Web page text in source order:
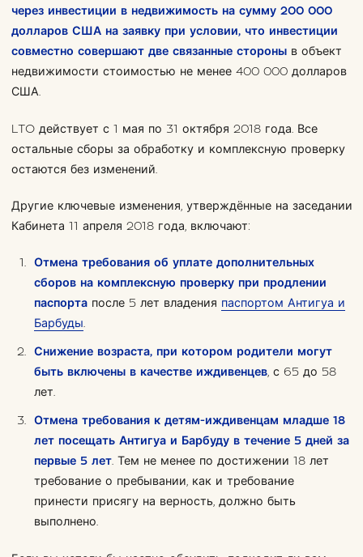
через инвестиции в недвижимость на сумму 200 000
долларов США на заявку при условии, что инвестиции
совместно совершают две связанные стороныв объект
недвижимости стоимостью не менее 400 000 долларов
США.
LTO действует с 1 мая по 31 октября 2018 года. Все
остальные сборы за обработку и комплексную проверку
остаются без изменений.
Другие ключевые изменения, утверждённые на заседании
Кабинета 11 апреля 2018 года, включают:
Отмена требования об уплате дополнительных
сборов на комплексную проверку при продлении
паспорта после 5 лет владения паспортом Антигуа и
Барбуды.
Снижение возраста, при котором родители могут
быть включены в качестве иждивенцев, с 65 до 58
лет.
Отмена требования к детям-иждивенцам младше 18
лет посещать Антигуа и Барбуду в течение 5 дней за
первые 5 лет. Тем не менее по достижении 18 лет
требование о пребывании, как и требование
принести присягу на верность, должно быть
выполнено.